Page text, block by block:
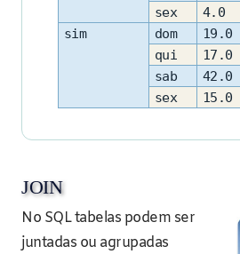
sex
4.0
sim
dom 19.0
qui
17.0
sab
42.0
sex
15.0
JOIN
No SQL tabelas podem ser
juntadas ou agrupadas